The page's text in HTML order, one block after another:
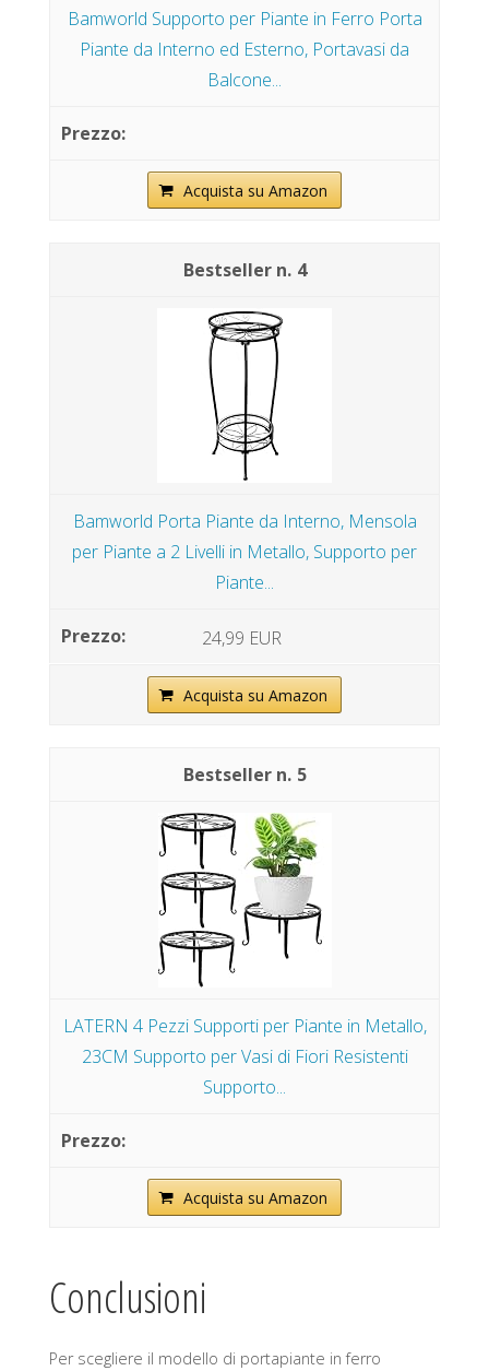
Bamworld Supporto per Piante in Ferro Porta
Piante da Interno ed Esterno, Portavasi da
Balcone...
Acquista su Amazon
4
Bamworld Porta Piante da Interno, Mensola
per Piante a 2 Livelli in Metallo, Supporto per
Piante...
24,99 EUR
Acquista su Amazon
5
LATERN 4 Pezzi Supporti per Piante in Metallo,
23CM Supporto per Vasi di Fiori Resistenti
Supporto...
Acquista su Amazon
Conclusioni
Per scegliere il modello di portapiante in ferro